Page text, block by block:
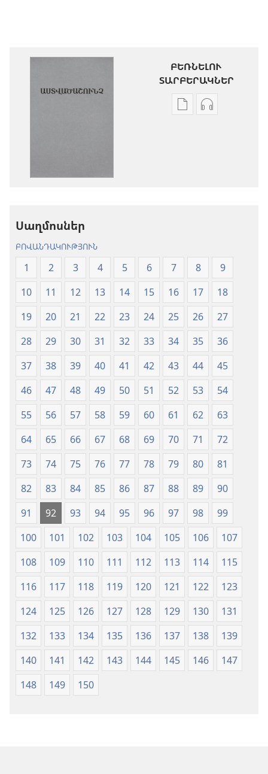
ԲԵՌՆԵԼՈՒ
ՏԱՐԲԵՐԱԿՆԵՐ
Թվային
Սաղմոսներ
ԲՈՎԱՆԴԱԿՈՒԹՅՈՒՆ
1 2 3 4 5 6 7 8
9
10
11 12 13 14 15 16 17
18
19
20 21 22 23 24 25 26
27
28
29 30 31 32 33 34 35
36
37
38 39 40 41 42 43 44
45
46
47 48 49 50 51 52 53
54
55
56 57 58 59 60 61 62
63
64
65 66 67 68 69 70 71
72
73
74 75 76 77 78 79 80
81
82
83 84 85 86 87 88 89
90
91
92 93 94 95 96 97 98
99
100
101 102 103 104 105 106
107
108
109 110 111 112 113 114
115
116
117 118 119 120 121 122
123
124
125 126 127 128 129 130
131
132
133 134 135 136 137 138
139
140
141 142 143 144 145 146
147
148
149 150